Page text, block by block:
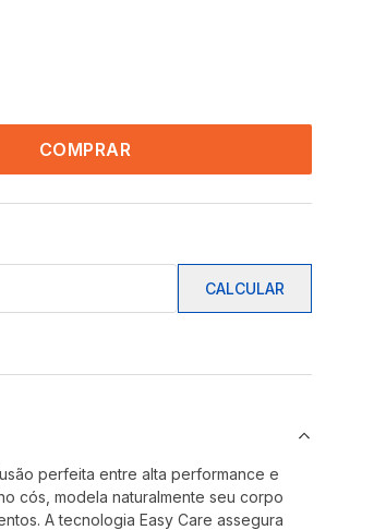
COMPRAR
CALCULAR
perfeita entre alta performance e
cós, modela naturalmente seu corpo
A tecnologia Easy Care assegura